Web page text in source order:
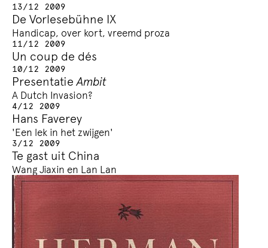
13/12 2009
De Vorlesebühne IX
Handicap, over kort, vreemd proza
11/12 2009
Un coup de dés
10/12 2009
PresentatieAmbit
A Dutch Invasion?
4/12 2009
Hans Faverey
'Een lek in het zwijgen'
3/12 2009
Te gast uit China
Wang Jiaxin en Lan Lan